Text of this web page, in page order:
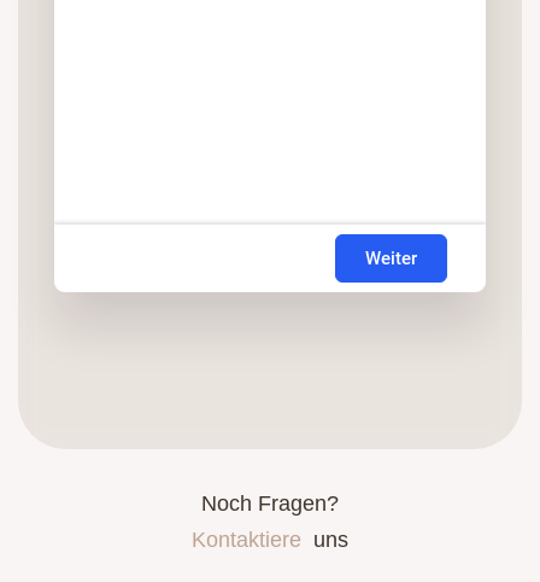
Weiter
Noch Fragen?
Kontaktiere uns